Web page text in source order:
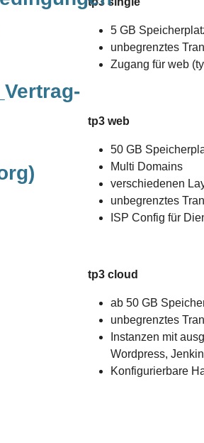
5 GB
unbegrenztes
Zugang für web
tp3 web
50 GB
Multi Domains
verschiedenen
unbegrenztes
ISP Config für
tp3 cloud
ab 50 GB
unbegrenztes
Instanzen mit
Wordpress,
Konfigurierbare